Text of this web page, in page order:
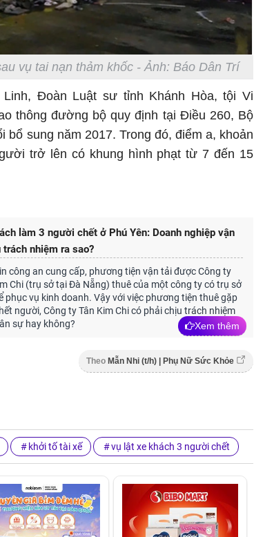
vụ tai nạn thảm khốc - Ảnh: Báo Dân Trí
Đoàn Luật sư tỉnh Khánh Hòa, tội Vi
thông đường bộ quy định tại Điều 260, Bộ
bổ sung năm 2017. Trong đó, điểm a, khoản
trở lên có khung hình phạt từ 7 đến 15
làm 3 người chết ở Phú Yên: Doanh nghiệp vận
nhiệm ra sao?
công an cung cấp, phương tiện vận tải được Công ty
Chi (trụ sở tại Đà Nẵng) thuê của một công ty có trụ sở
phục vụ kinh doanh. Vậy với việc phương tiện thuê gặp
người, Công ty Tân Kim Chi có phải chịu trách nhiệm
sự hay không?
Xem thêm
Theo Mẫn Nhi (t/h) | Phụ Nữ Sức Khỏe
khởi tố tài xế vụ lật xe khách 3 người chết